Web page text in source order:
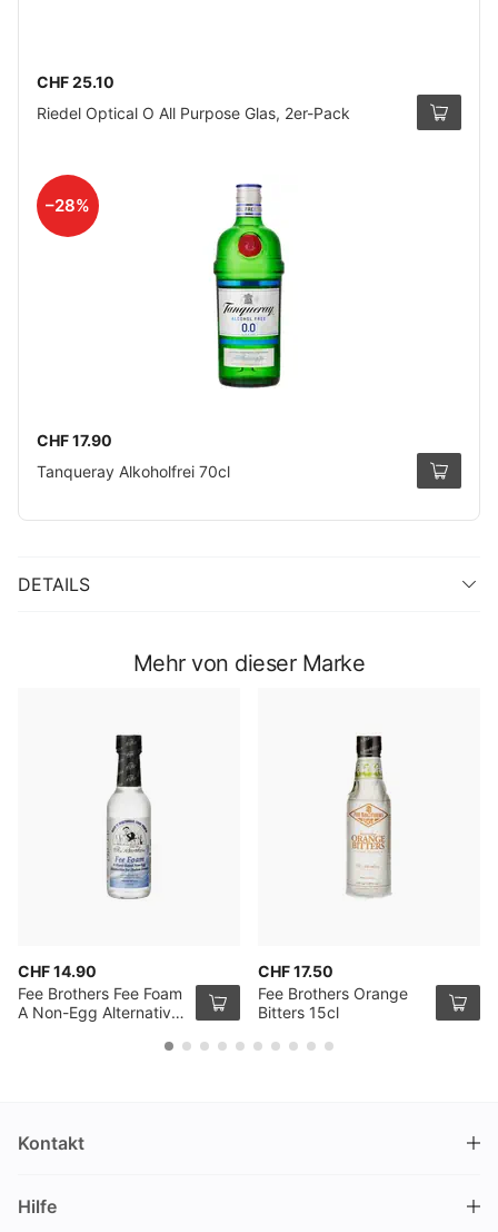
CHF 25.10
Riedel Optical O All Purpose Glas, 2er-Pack
–28%
CHF 17.90
Tanqueray Alkoholfrei 70cl
DETAILS
Mehr von dieser Marke
CHF 14.90
Fee Brothers Fee Foam
A Non-Egg Alternative
CHF 17.50
Fee Brothers Orange
Bitters 15cl
Kontakt
Nüschelerstrasse 35
Hilfe